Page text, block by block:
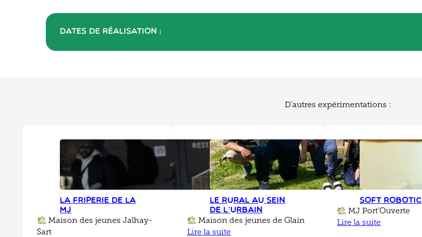
Dates de réalisation :
D’autres expérimentations :
La friperie de la
MJ
Maison des jeunes Jalhay-
Sart
Le rural au sein
de l’urbain
Maison des jeunes de Glain
Lire la suite
Soft Robotic
MJ Port’Ouverte
Lire la suite